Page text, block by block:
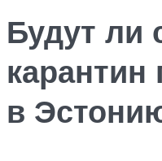
Будут ли
в